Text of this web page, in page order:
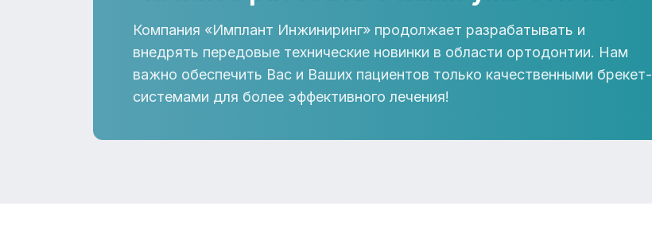
Компания «Имплант Инжиниринг» продолжает разрабатывать и
внедрять передовые технические новинки в области ортодонтии. Нам
важно обеспечить Вас и Ваших пациентов только качественными брекет-
системами для более эффективного лечения!